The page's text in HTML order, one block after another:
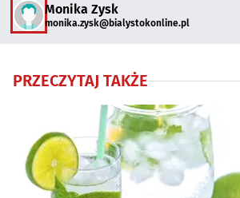
Monika Zysk
monika.zysk@bialystokonline.pl
PRZECZYTAJ TAKŻE